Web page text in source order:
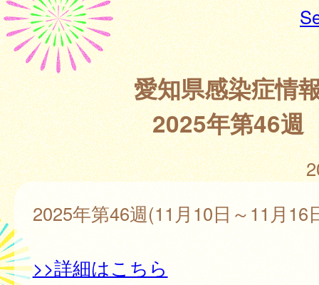
愛知県感染症情
2025年第46週
2025年第46週(11月10日～11月16
>>詳細はこちら